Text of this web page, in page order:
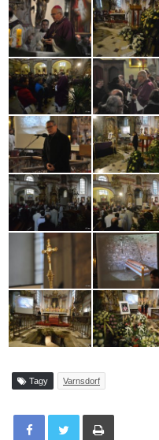
Tagy Varnsdorf
Tisknout